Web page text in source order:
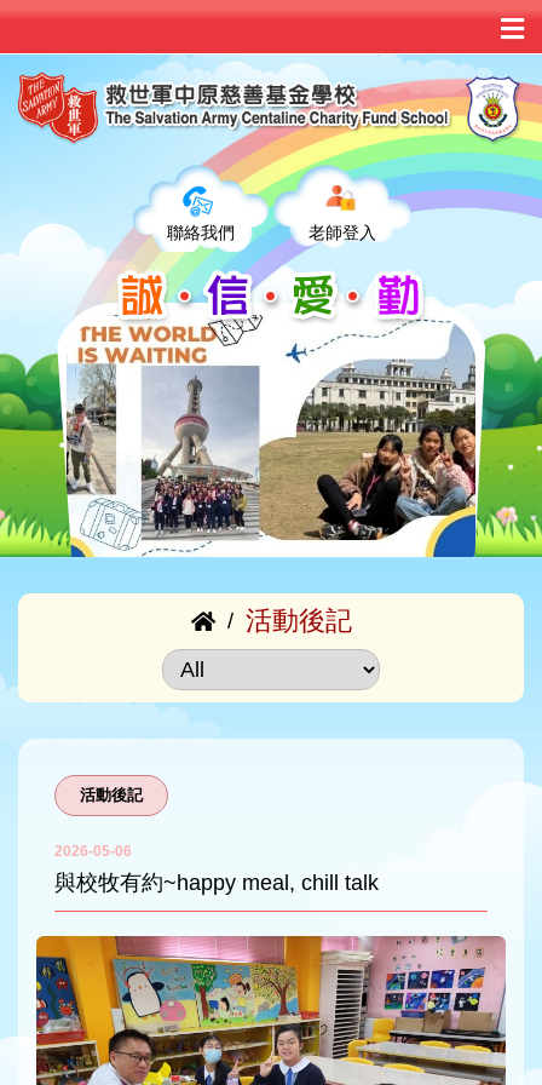
聯絡我們 老師登入
/ 活動後記
活動後記
2026-05-06
與校牧有約~happy meal, chill talk